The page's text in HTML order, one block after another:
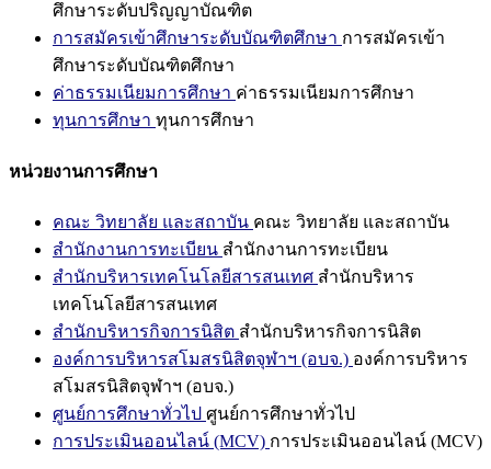
ศึกษาระดับปริญญาบัณฑิต
การสมัครเข้าศึกษาระดับบัณฑิตศึกษา การสมัครเข้า
ศึกษาระดับบัณฑิตศึกษา
ค่าธรรมเนียมการศึกษา ค่าธรรมเนียมการศึกษา
ทุนการศึกษา ทุนการศึกษา
หน่วยงานการศึกษา
คณะ วิทยาลัย และสถาบัน คณะ วิทยาลัย และสถาบัน
สำนักงานการทะเบียน สำนักงานการทะเบียน
สำนักบริหารเทคโนโลยีสารสนเทศ สำนักบริหาร
เทคโนโลยีสารสนเทศ
สำนักบริหารกิจการนิสิต สำนักบริหารกิจการนิสิต
องค์การบริหารสโมสรนิสิตจุฬาฯ (อบจ.) องค์การบริหาร
สโมสรนิสิตจุฬาฯ (อบจ.)
ศูนย์การศึกษาทั่วไป ศูนย์การศึกษาทั่วไป
การประเมินออนไลน์ (MCV) การประเมินออนไลน์ (MCV)